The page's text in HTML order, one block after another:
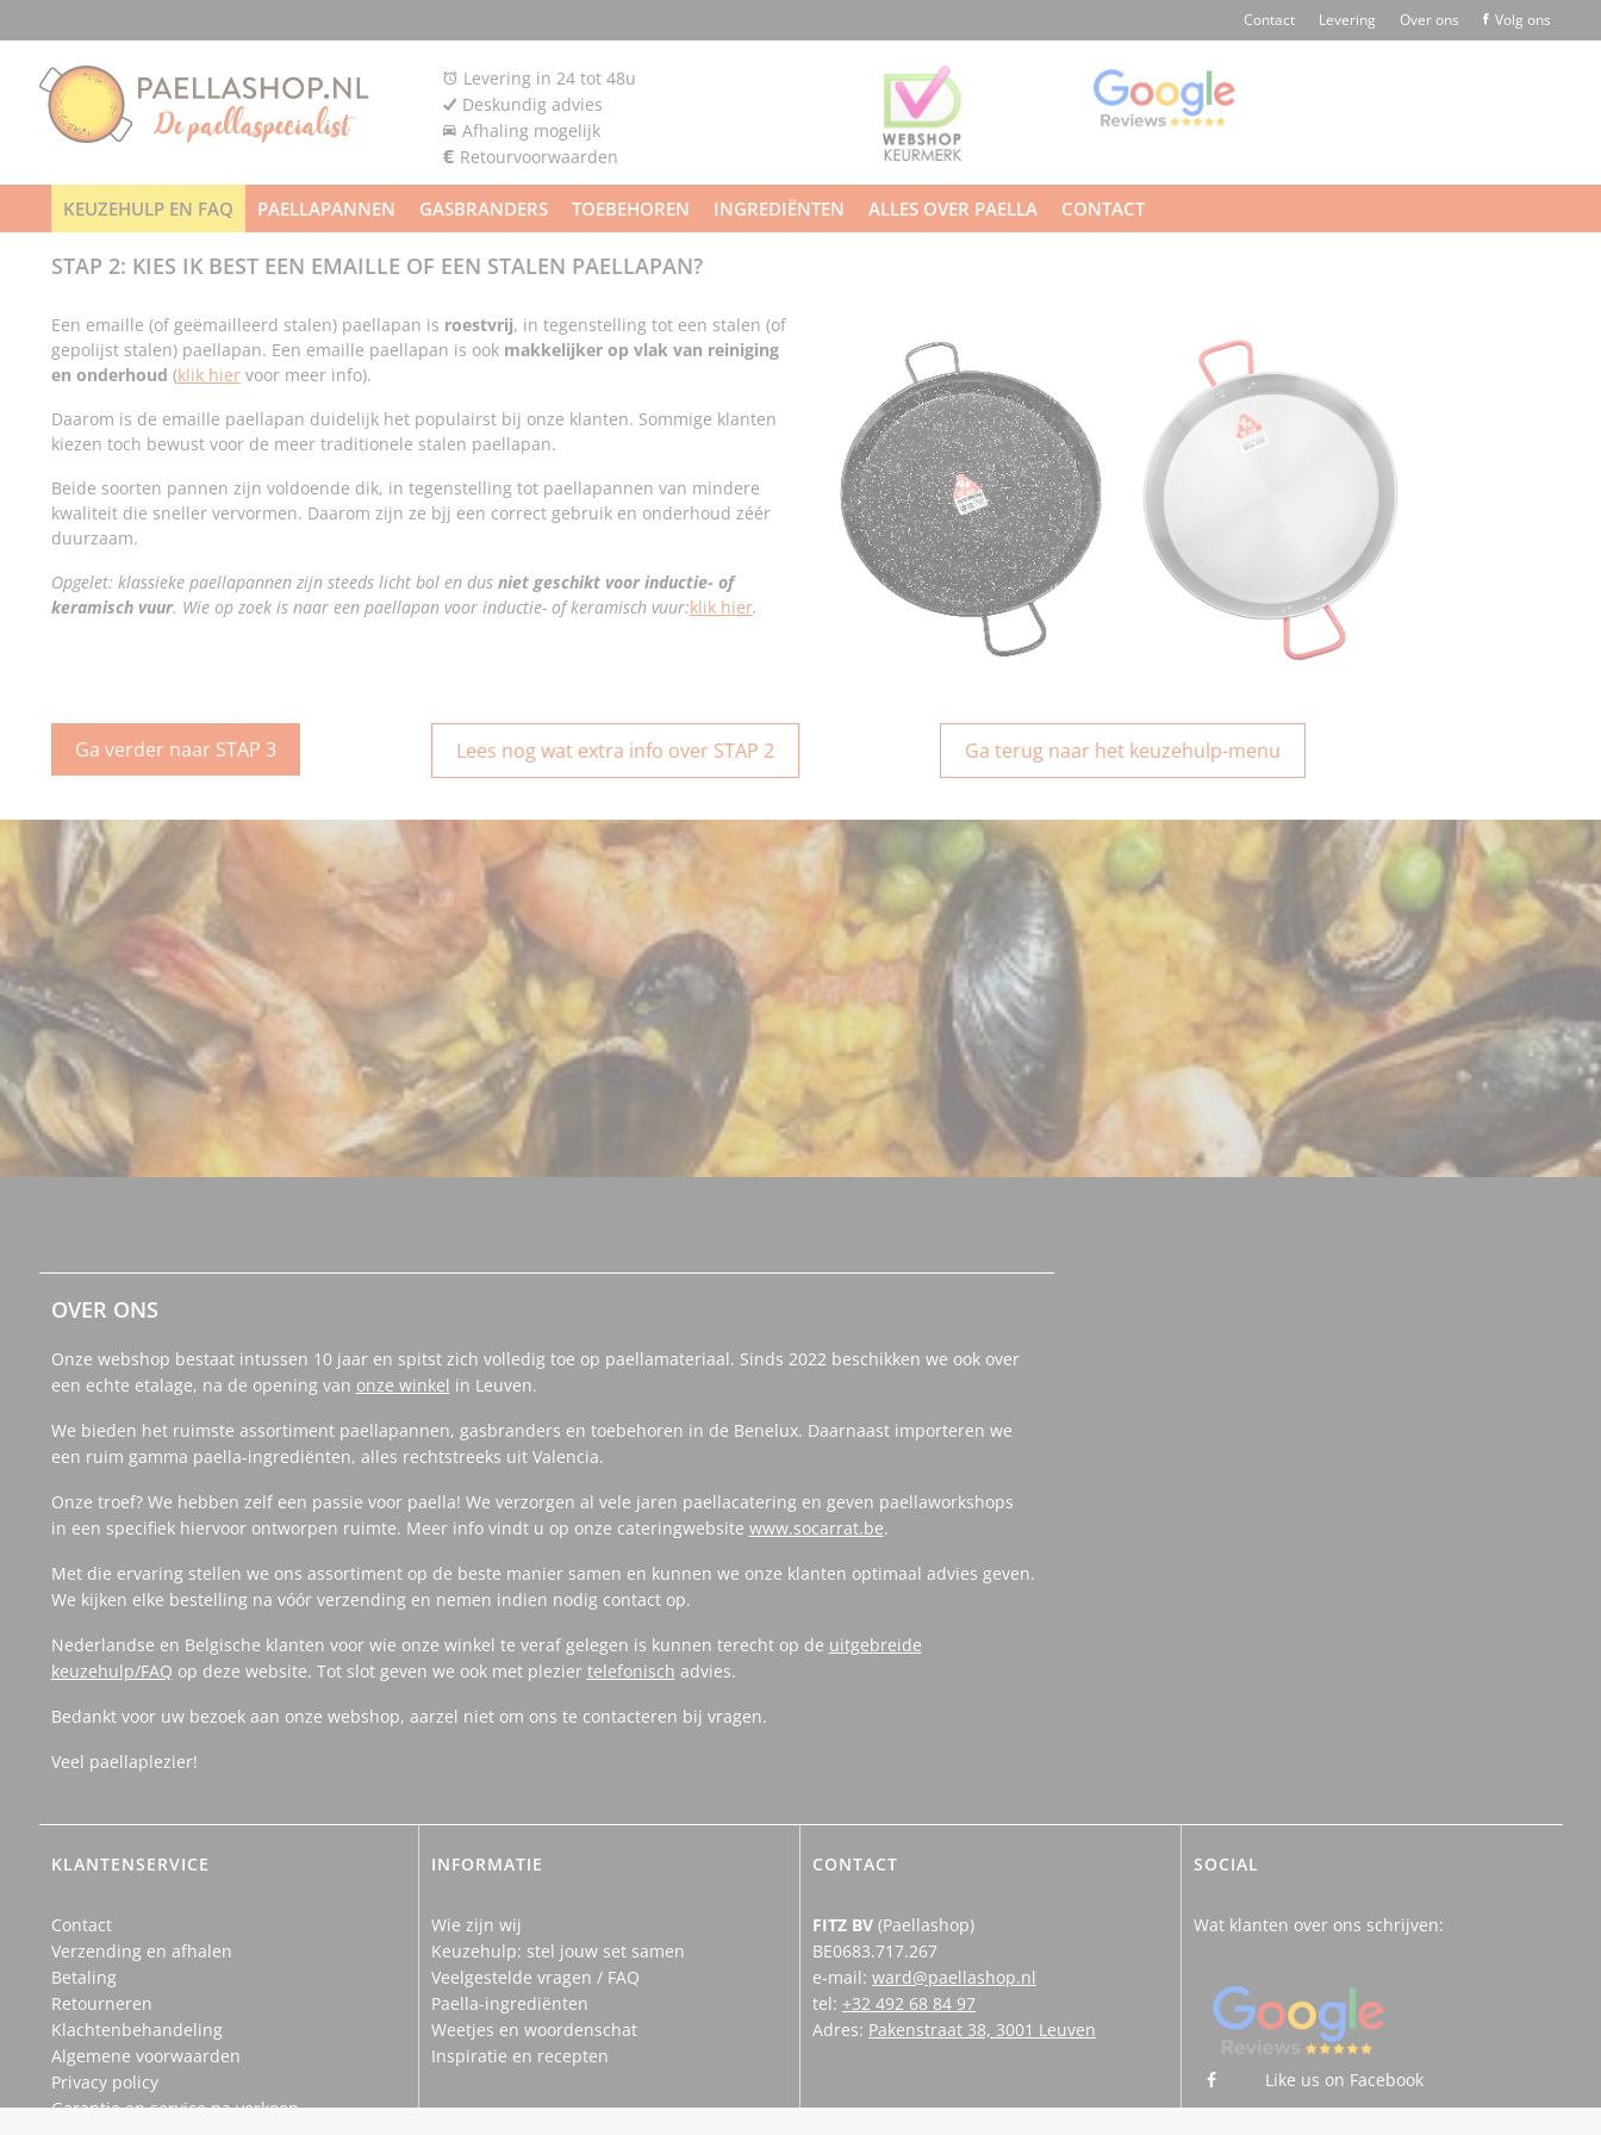
Contact Levering Over ons Volg ons
Levering in 24 tot 48u
Deskundig advies
Afhaling mogelijk
Retourvoorwaarden
KEUZEHULP EN FAQ PAELLAPANNEN GASBRANDERS TOEBEHOREN INGREDIËNTEN ALLES OVER PAELLA CONTACT
STAP 2: KIES IK BEST EEN EMAILLE OF EEN STALEN PAELLAPAN?
Een emaille (of geëmailleerd stalen) paellapan is roestvrij, in tegenstelling tot een stalen (of
gepolijst stalen) paellapan. Een emaille paellapan is ook makkelijker op vlak van reiniging
en onderhoud (klik hiervoor meer info).
Daarom is de emaille paellapan duidelijk het populairst bij onze klanten. Sommige klanten
kiezen toch bewust voor de meer traditionele stalen paellapan.
Beide soorten pannen zijn voldoende dik, in tegenstelling tot paellapannen van mindere
kwaliteit die sneller vervormen. Daarom zijn ze bjj een correct gebruik en onderhoud zéér
duurzaam.
Opgelet: klassieke paellapannen zijn steeds licht bol en dus niet geschikt voor inductie- of
keramisch vuur. Wie op zoek is naar een paellapan voor inductie- of keramisch vuur:klik hier.
Ga verder naar STAP 3 Lees nog wat extra info over STAP 2 Ga terug naar het keuzehulp-menu
OVER ONS
Onze webshop bestaat intussen 10 jaar en spitst zich volledig toe op paellamateriaal. Sinds 2022 beschikken we ook over
een echte etalage, na de opening van onze winkel in Leuven.
We bieden het ruimste assortiment paellapannen, gasbranders en toebehoren in de Benelux. Daarnaast importeren we
een ruim gamma paella-ingrediënten, alles rechtstreeks uit Valencia.
Onze troef? We hebben zelf een passie voor paella! We verzorgen al vele jaren paellacatering en geven paellaworkshops
in een specifiek hiervoor ontworpen ruimte. Meer info vindt u op onze cateringwebsite www.socarrat.be.
Met die ervaring stellen we ons assortiment op de beste manier samen en kunnen we onze klanten optimaal advies geven.
We kijken elke bestelling na vóór verzending en nemen indien nodig contact op.
Nederlandse en Belgische klanten voor wie onze winkel te veraf gelegen is kunnen terecht op de uitgebreide
keuzehulp/FAQ op deze website. Tot slot geven we ook met plezier telefonisch advies.
Bedankt voor uw bezoek aan onze webshop, aarzel niet om ons te contacteren bij vragen.
Veel paellaplezier!
KLANTENSERVICE
Contact
Verzending en afhalen
Betaling
Retourneren
Klachtenbehandeling
Algemene voorwaarden
Privacy policy
Garantie en service na verkoop
INFORMATIE
Wie zijn wij
Keuzehulp: stel jouw set samen
Veelgestelde vragen / FAQ
Paella-ingrediënten
Weetjes en woordenschat
Inspiratie en recepten
CONTACT
FITZ BV (Paellashop)
BE0683.717.267
e-mail: ward@paellashop.nl
tel: +32 492 68 84 97
Adres: Pakenstraat 38, 3001 Leuven
SOCIAL
Wat klanten over ons schrijven:
Like us on Facebook